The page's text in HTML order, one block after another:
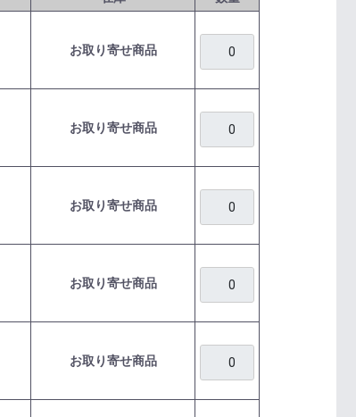
お取り寄せ商品
お取り寄せ商品
お取り寄せ商品
お取り寄せ商品
お取り寄せ商品